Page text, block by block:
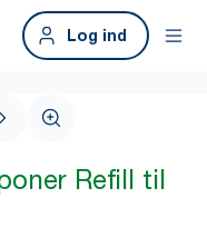
Log ind
Refill til